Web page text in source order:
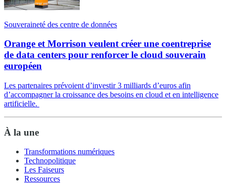
Souveraineté des centre de données
Orange et Morrison veulent créer une coentreprise
de data centers pour renforcer le cloud souverain
européen
Les partenaires prévoient d’investir 3 milliards d’euros afin
d’accompagner la croissance des besoins en cloud et en intelligence
artificielle.
À la une
Transformations numériques
Technopolitique
Les Faiseurs
Ressources